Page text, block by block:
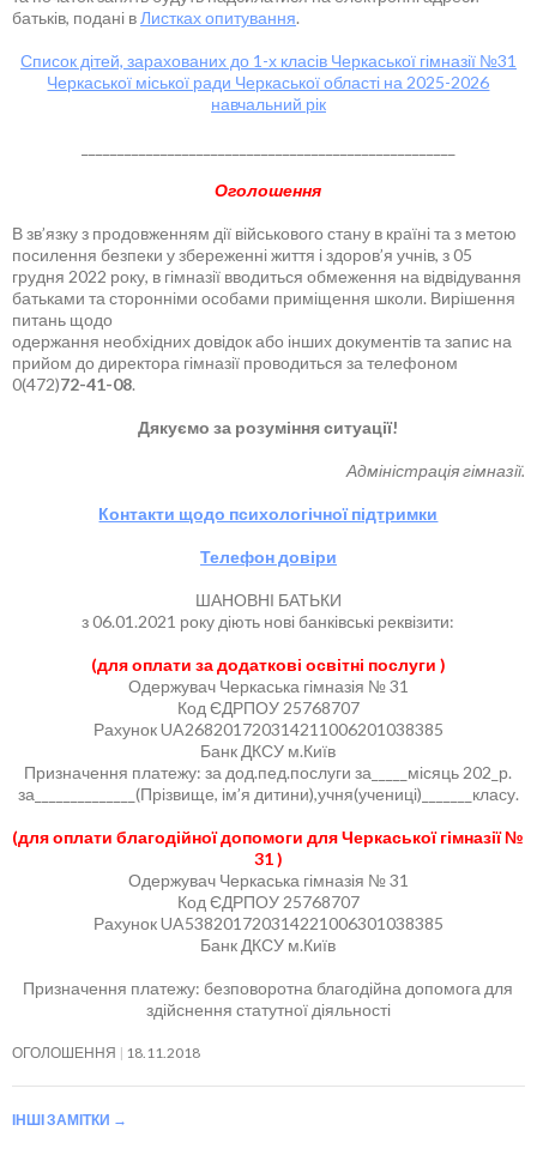
батьків, подані в Листках опитування.
Список дітей, зарахованих до 1-х класів Черкаської гімназії №31
Черкаської міської ради Черкаської області на 2025-2026
навчальний рік
Оголошення
В зв’язку з продовженням дії військового стану в країні та з метою
посилення безпеки у збереженні життя і здоров’я учнів, з 05
грудня 2022 року, в гімназії вводиться обмеження на відвідування
батьками та сторонніми особами приміщення школи. Вирішення
питань щодо
одержання необхідних довідок або інших документів та запис на
прийом до директора гімназії проводиться за телефоном
0(472)72-41-08.
Дякуємо за розуміння ситуації!
Адміністрація гімназії.
Контакти щодо психологічної підтримки
Телефон довіри
ШАНОВНІ БАТЬКИ
з 06.01.2021 року діють нові банківські реквізити:
(для оплати за додаткові освітні послуги )
Одержувач Черкаська гімназія № 31
Код ЄДРПОУ 25768707
Рахунок UA268201720314211006201038385
Банк ДКСУ м.Київ
Призначення платежу: за дод.пед.послуги за_____місяць 202_р.
за______________(Прізвище, ім’я дитини),учня(учениці)_______класу.
(для оплати благодійної допомоги для Черкаської гімназії №
31 )
Одержувач Черкаська гімназія № 31
Код ЄДРПОУ 25768707
Рахунок UA538201720314221006301038385
Банк ДКСУ м.Київ
Призначення платежу: безповоротна благодійна допомога для
здійснення статутної діяльності
ОГОЛОШЕННЯ 18.11.2018
ІНШІ ЗАМІТКИ →